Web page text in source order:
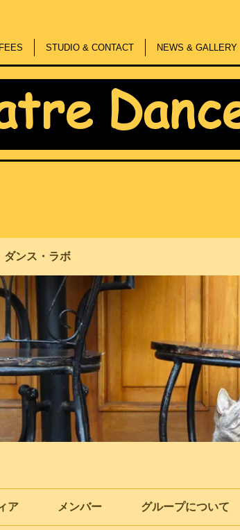
STUDIO & CONTACT NEWS & GALLERY
ダンス・ラボ
ア メンバー グループについて